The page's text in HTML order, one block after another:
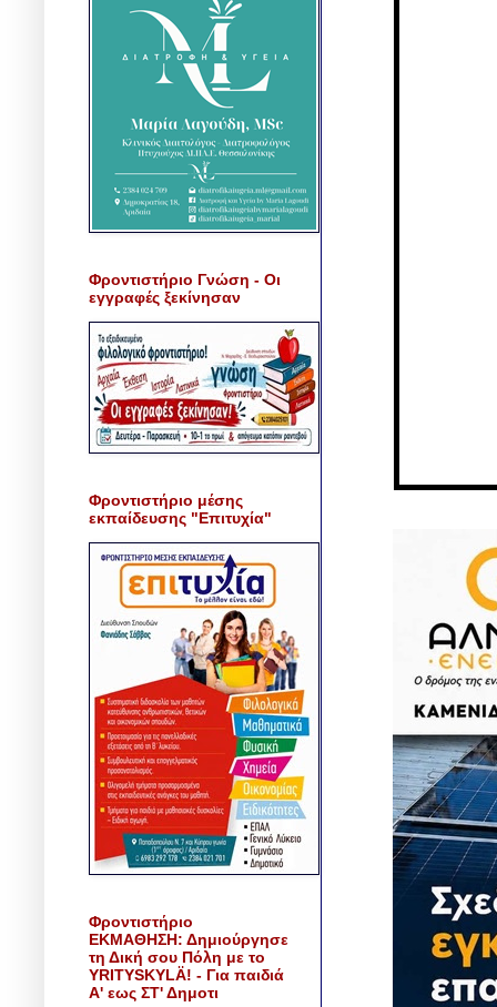
Φροντιστήριο Γνώση - Οι
εγγραφές ξεκίνησαν
Φροντιστήριο μέσης
εκπαίδευσης "Επιτυχία"
Φροντιστήριο
ΕΚΜΑΘΗΣΗ: Δημιούργησε
τη Δική σου Πόλη με το
YRITYSKYLÄ! - Για παιδιά
Α' εως ΣΤ' Δημοτι